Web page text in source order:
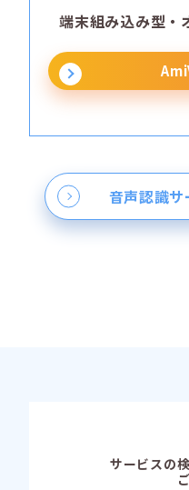
端末組み込み型・
音声認識
サービスの